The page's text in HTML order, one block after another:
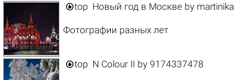
top Новый год в Москве by martinika
Фотографии разных лет
top N Colour II by 9174337478